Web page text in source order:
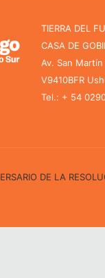
TIERRA DEL
CASA DE
Av. San
V9410BFR
Tel.: + 54
DE LA